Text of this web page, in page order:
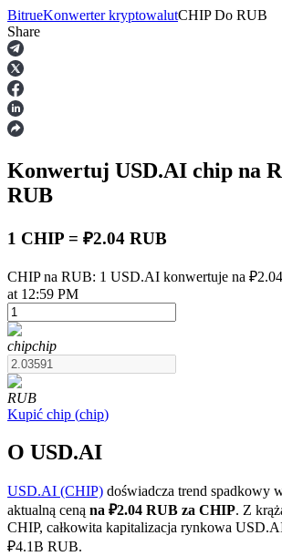
Kontrakty terminowe
Kontrakty terminowe na USDT
Kontrakty futures wykorzystujące USDT
Kontrakty terminowe COIN-M
Kontrakty terminowe na kryptowaluty
BitrueKonwerter kryptowalutCHIP Do RUB
Share
Konwertuj USD.AI chip na
RUB
1 CHIP = ₽2.04 RUB
CHIP na RUB: 1 USD.AI konwertuje na
at 12:59 PM
chipchip
RUB
Kupić chip (chip)
O USD.AI
USD.AI (CHIP) doświadcza trend spadkowy
aktualną ceną na ₽2.04 RUB za CHIP. Z
CHIP, całkowita kapitalizacja rynkowa
₽4.1B RUB.